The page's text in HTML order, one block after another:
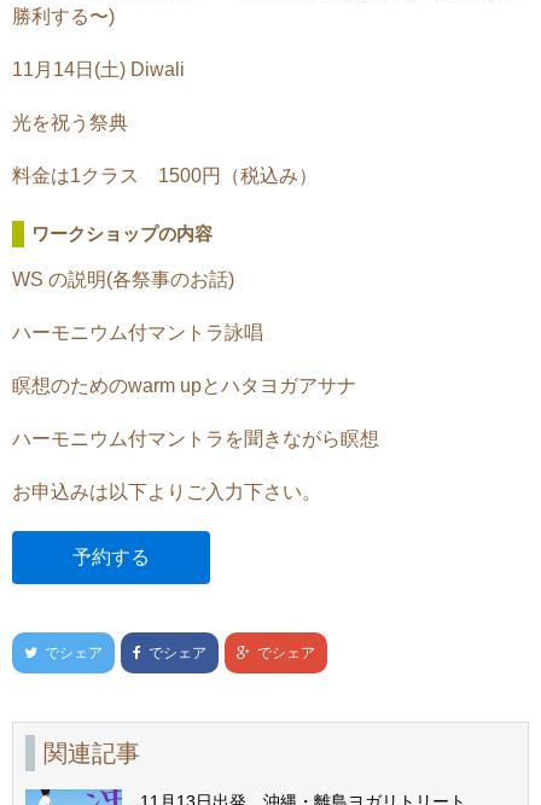
勝利する〜)
11月14日(土) Diwali
光を祝う祭典
料金は1クラス 1500円（税込み）
ワークショップの内容
WS の説明(各祭事のお話)
ハーモニウム付マントラ詠唱
瞑想のためのwarm upとハタヨガアサナ
ハーモニウム付マントラを聞きながら瞑想
お申込みは以下よりご入力下さい。
予約する
でシェア でシェア でシェア
関連記事